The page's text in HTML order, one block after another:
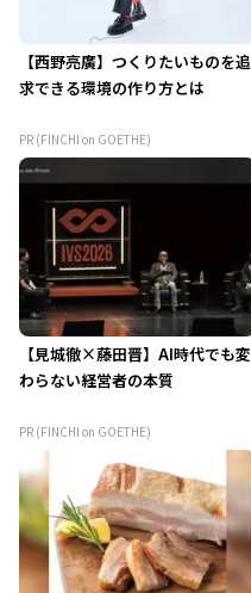
【西野亮廣】つくりたいものを追
求できる環境の作り方とは
PR (FINCHI on GOETHE)
【見城徹×藤田晋】AI時代でも変
わらない経営者の本質
PR (FINCHI on GOETHE)